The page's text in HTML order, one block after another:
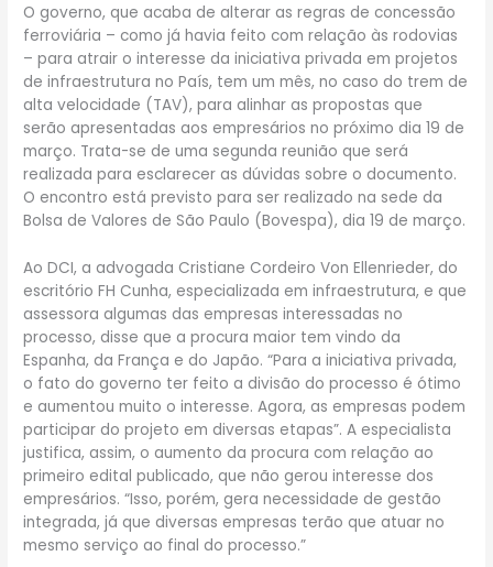
O governo, que acaba de alterar as regras de concessão
ferroviária – como já havia feito com relação às rodovias
– para atrair o interesse da iniciativa privada em projetos
de infraestrutura no País, tem um mês, no caso do trem de
alta velocidade (TAV), para alinhar as propostas que
serão apresentadas aos empresários no próximo dia 19 de
março. Trata-se de uma segunda reunião que será
realizada para esclarecer as dúvidas sobre o documento.
O encontro está previsto para ser realizado na sede da
Bolsa de Valores de São Paulo (Bovespa), dia 19 de março.
Ao DCI, a advogada Cristiane Cordeiro Von Ellenrieder, do
escritório FH Cunha, especializada em infraestrutura, e que
assessora algumas das empresas interessadas no
processo, disse que a procura maior tem vindo da
Espanha, da França e do Japão. “Para a iniciativa privada,
o fato do governo ter feito a divisão do processo é ótimo
e aumentou muito o interesse. Agora, as empresas podem
participar do projeto em diversas etapas”. A especialista
justifica, assim, o aumento da procura com relação ao
primeiro edital publicado, que não gerou interesse dos
empresários. “Isso, porém, gera necessidade de gestão
integrada, já que diversas empresas terão que atuar no
mesmo serviço ao final do processo.”